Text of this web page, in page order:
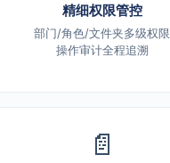
精细权限管控
部门/角色/文件夹多级权限
操作审计全程追溯
📄